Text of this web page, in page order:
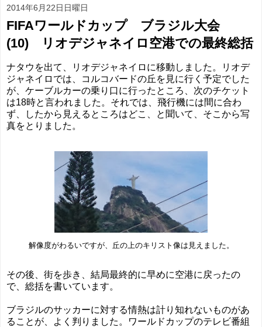
2014年6月22日日曜日
FIFAワールドカップ ブラジル大会
(10) リオデジャネイロ空港での最終総括
ナタウを出て、リオデジャネイロに移動しました。リオデ
ジャネイロでは、コルコバードの丘を見に行く予定でした
が、ケーブルカーの乗り口に行ったところ、次のチケット
は18時と言われました。それでは、飛行機には間に合わ
ず、したから見えるところはどこ、と聞いて、そこから写
真をとりました。
解像度がわるいですが、丘の上のキリスト像は見えました。
その後、街を歩き、結局最終的に早めに空港に戻ったの
で、総括を書いています。
ブラジルのサッカーに対する情熱は計り知れないものがあ
ることが、よく判りました。ワールドカップのテレビ番組